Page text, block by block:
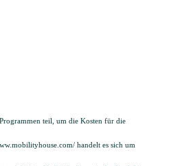
teil, um die Kosten für die
handelt es sich um